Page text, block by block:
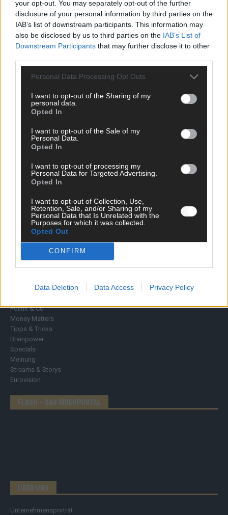
your opt-out. You may separately opt-out of the further
disclosure of your personal information by third parties on the
IAB’s list of downstream participants. This information may
also be disclosed by us to third parties on the IAB’s List of
Downstream Participants that may further disclose it to other
Personal Data Processing Opt Outs
I want to opt-out of the Sharing of my
personal data.
Opted In
I want to opt-out of the Sale of my
Personal Data.
Opted In
I want to opt-out of processing my
Personal Data for Targeted Advertising.
Opted In
I want to opt-out of Collection, Use,
Retention, Sale, and/or Sharing of my
Personal Data that Is Unrelated with the
Purposes for which it was collected.
Opted Out
CONFIRM
Data Deletion Data Access Privacy Policy
CHECK UNS AUF FACEBOOK
Politik & Co
Money Matters
Tipps & Tricks
Brainpower
Specials
Meinung
Streams & Storys
Eurovision
FLASH – DAS VIDEOPORTAL
ÜBER UNS
Unternehmensporträt